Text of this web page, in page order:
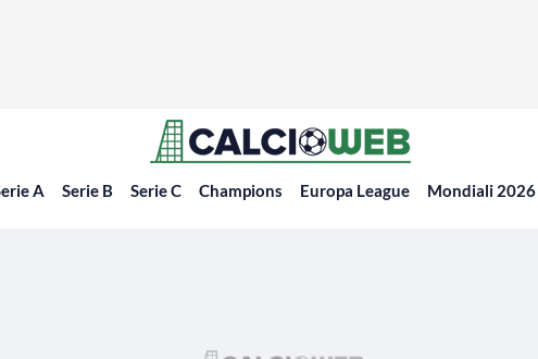
A Serie B Serie C Champions Europa League Mondiali 2026